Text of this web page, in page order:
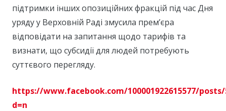
підтримки інших опозиційних фракцій під час Дня
уряду у Верховній Раді змусила прем’єра
відповідати на запитання щодо тарифів та
визнати, що субсидії для людей потребують
суттєвого перегляду.
https://www.facebook.com/100001922615577/posts/
d=n